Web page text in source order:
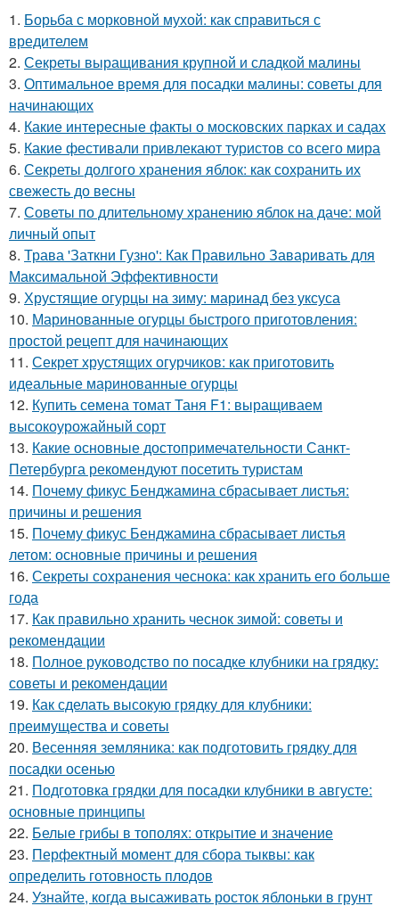
1. Борьба с морковной мухой: как справиться с
вредителем
2. Секреты выращивания крупной и сладкой малины
3. Оптимальное время для посадки малины: советы для
начинающих
4. Какие интересные факты о московских парках и садах
5. Какие фестивали привлекают туристов со всего мира
6. Секреты долгого хранения яблок: как сохранить их
свежесть до весны
7. Советы по длительному хранению яблок на даче: мой
личный опыт
8. Трава 'Заткни Гузно': Как Правильно Заваривать для
Максимальной Эффективности
9. Хрустящие огурцы на зиму: маринад без уксуса
10. Маринованные огурцы быстрого приготовления:
простой рецепт для начинающих
11. Секрет хрустящих огурчиков: как приготовить
идеальные маринованные огурцы
12. Купить семена томат Таня F1: выращиваем
высокоурожайный сорт
13. Какие основные достопримечательности Санкт-
Петербурга рекомендуют посетить туристам
14. Почему фикус Бенджамина сбрасывает листья:
причины и решения
15. Почему фикус Бенджамина сбрасывает листья
летом: основные причины и решения
16. Секреты сохранения чеснока: как хранить его больше
года
17. Как правильно хранить чеснок зимой: советы и
рекомендации
18. Полное руководство по посадке клубники на грядку:
советы и рекомендации
19. Как сделать высокую грядку для клубники:
преимущества и советы
20. Весенняя земляника: как подготовить грядку для
посадки осенью
21. Подготовка грядки для посадки клубники в августе:
основные принципы
22. Белые грибы в тополях: открытие и значение
23. Перфектный момент для сбора тыквы: как
определить готовность плодов
24. Узнайте, когда высаживать росток яблоньки в грунт